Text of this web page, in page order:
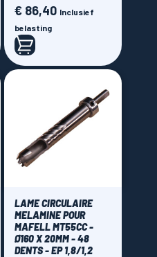
Prijs
€ 86,40 Inclusief
belasting
LAME CIRCULAIRE
MELAMINE POUR
MAFELL MT55CC -
Ø160 X 20MM - 48
DENTS - EP 1,8/1,2